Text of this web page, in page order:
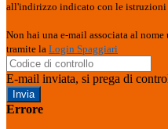
all'indirizzo indicato con le istruzioni
Non hai una e-mail associata al
tramite la Login Spaggiari
E-mail inviata, si prega di
Errore